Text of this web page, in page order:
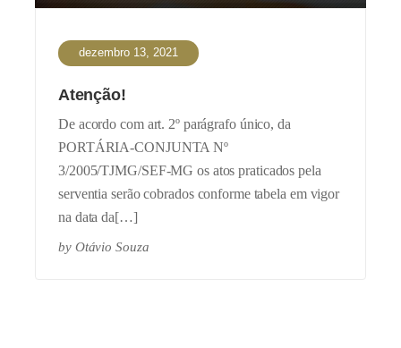
dezembro 13, 2021
Atenção!
De acordo com art. 2º parágrafo único, da
PORTÁRIA-CONJUNTA Nº
3/2005/TJMG/SEF-MG os atos praticados pela
serventia serão cobrados conforme tabela em vigor
na data da[…]
by Otávio Souza